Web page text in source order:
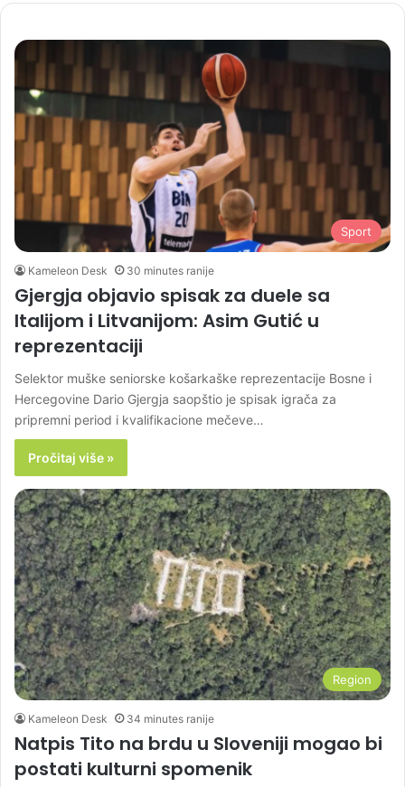
Sport
Kameleon Desk 30 minutes ranije
Gjergja objavio spisak za duele sa
Italijom i Litvanijom: Asim Gutić u
reprezentaciji
Selektor muške seniorske košarkaške reprezentacije Bosne i
Hercegovine Dario Gjergja saopštio je spisak igrača za
pripremni period i kvalifikacione mečeve…
Pročitaj više »
Region
Kameleon Desk 34 minutes ranije
Natpis Tito na brdu u Sloveniji mogao bi
postati kulturni spomenik